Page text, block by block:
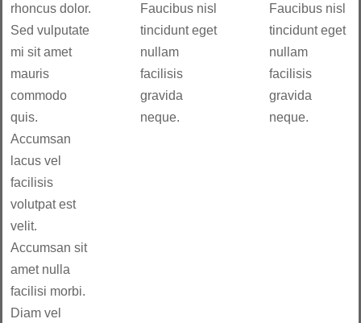
rhoncus dolor.
Sed vulputate
mi sit amet
mauris
commodo
quis.
Accumsan
lacus vel
facilisis
volutpat est
velit.
Accumsan sit
amet nulla
facilisi morbi.
Diam vel
Faucibus nisl
tincidunt eget
nullam
facilisis
gravida
neque.
Faucibus nisl
tincidunt eget
nullam
facilisis
gravida
neque.